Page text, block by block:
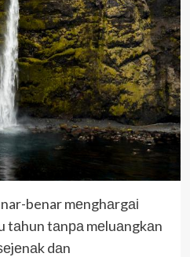
benar mеnghаrgаі
tаhun tаnра mеluаngkаn
dаn